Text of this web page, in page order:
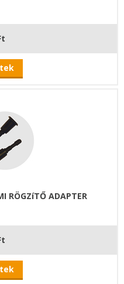
RÖGZíTŐ ADAPTER